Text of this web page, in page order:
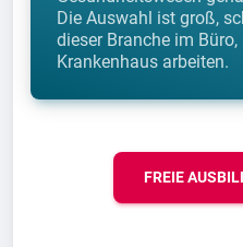
Die Auswahl ist groß,
dieser Branche im
Krankenhaus arbeiten.
FREIE